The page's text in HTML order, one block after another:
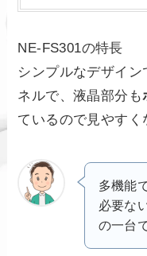
NE-FS301の特長
シンプルなデザイン
ネルで、液晶部分も
ているので見やすく
多機能
必要な
の一台